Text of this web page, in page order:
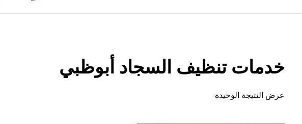
خدمات تنظيف السجاد أبوظبي
عرض النتيجة الوحيدة